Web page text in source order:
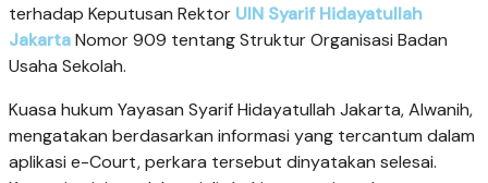
terhadap Keputusan Rektor UIN Syarif Hidayatullah
JakartaNomor 909 tentang Struktur Organisasi Badan
Usaha Sekolah.
Kuasa hukum Yayasan Syarif Hidayatullah Jakarta, Alwanih,
mengatakan berdasarkan informasi yang tercantum dalam
aplikasi e-Court, perkara tersebut dinyatakan selesai.